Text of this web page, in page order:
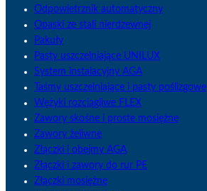
Odpowietrznik automatyczny
Opaski ze stali nierdzewnej
Pakuły
Pasty uszczelniające UNILUX
System instalacyjny AGA
Taśmy uszczelniające i pasty poślizgowe
Wężyki rozciągliwe FLEX
Zawory skośne i proste mosiężne
Zawory żeliwne
Złączki i obejmy AGA
Złączki i zawory do rur PE
Złączki mosiężne